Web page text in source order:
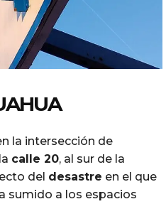
la intersección de
calle 20, al sur de la
del desastre en el que
sumido a los espacios